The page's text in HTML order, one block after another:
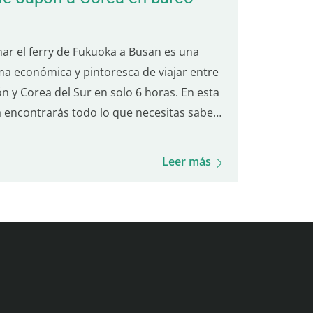
el ferry de Fukuoka a Busan es una
económica y pintoresca de viajar entre
y Corea del Sur en solo 6 horas. En esta
encontrarás todo lo que necesitas saber:
de embarque, la experiencia a bordo,
Leer más